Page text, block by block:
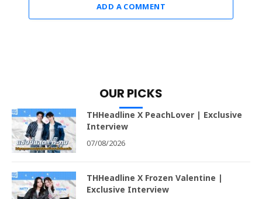
ADD A COMMENT
OUR PICKS
THHeadline X PeachLover | Exclusive
Interview
07/08/2026
THHeadline X Frozen Valentine |
Exclusive Interview